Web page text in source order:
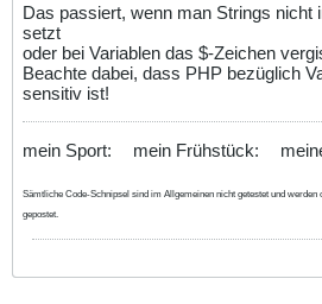
Das passiert, wenn man Strings nicht
setzt
oder bei Variablen das $-Zeichen
Beachte dabei, dass PHP bezüglich
sensitiv ist!
mein Sport: mein Frühstück:
Sämtliche Code-Schnipsel sind im Allgemeinen nicht getestet und
gepostet.